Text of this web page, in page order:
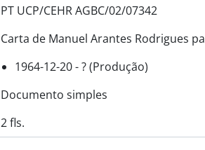
PT UCP/CEHR AGBC/02/07342
Carta de Manuel Arantes Rodrigues
1964-12-20 - ? (Produção)
Documento simples
2 fls.